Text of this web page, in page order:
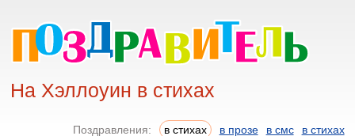
На Хэллоуин в стихах
Поздравления: в стихах в прозе в смс в стихах